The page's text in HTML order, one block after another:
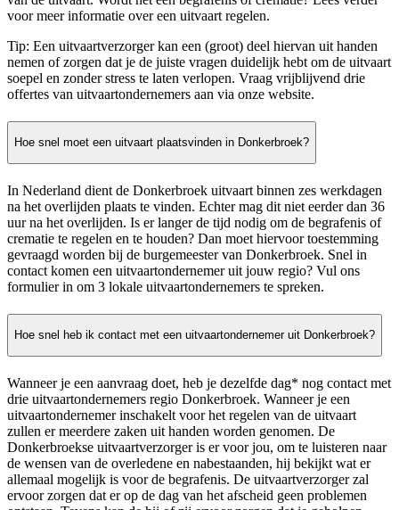
voor meer informatie over een uitvaart regelen.
Tip: Een uitvaartverzorger kan een (groot) deel hiervan uit handen
nemen of zorgen dat je de juiste vragen duidelijk hebt om de uitvaart
soepel en zonder stress te laten verlopen. Vraag vrijblijvend drie
offertes van uitvaartondernemers aan via onze website.
Hoe snel moet een uitvaart plaatsvinden in Donkerbroek?
In Nederland dient de Donkerbroek uitvaart binnen zes werkdagen
na het overlijden plaats te vinden. Echter mag dit niet eerder dan 36
uur na het overlijden. Is er langer de tijd nodig om de begrafenis of
crematie te regelen en te houden? Dan moet hiervoor toestemming
gevraagd worden bij de burgemeester van Donkerbroek. Snel in
contact komen een uitvaartondernemer uit jouw regio? Vul ons
formulier in om 3 lokale uitvaartondernemers te spreken.
Hoe snel heb ik contact met een uitvaartondernemer uit Donkerbroek?
Wanneer je een aanvraag doet, heb je dezelfde dag* nog contact met
drie uitvaartondernemers regio Donkerbroek. Wanneer je een
uitvaartondernemer inschakelt voor het regelen van de uitvaart
zullen er meerdere zaken uit handen worden genomen. De
Donkerbroekse uitvaartverzorger is er voor jou, om te luisteren naar
de wensen van de overledene en nabestaanden, hij bekijkt wat er
allemaal mogelijk is voor de begrafenis. De uitvaartverzorger zal
ervoor zorgen dat er op de dag van het afscheid geen problemen